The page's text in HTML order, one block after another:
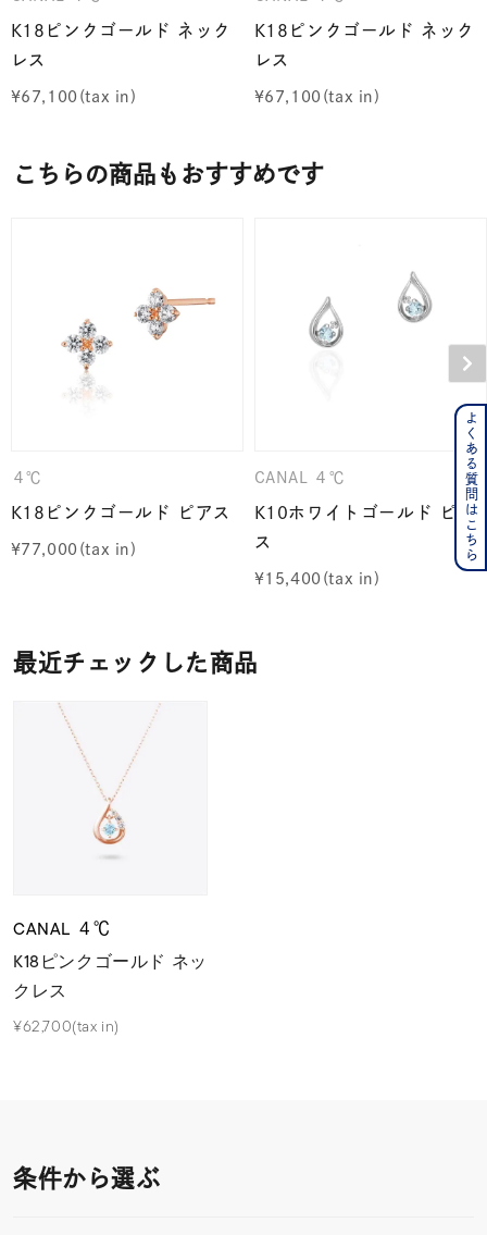
K18ピンクゴールド ネック
レス
¥67,100
K18ピンクゴールド ネック
レス
¥67,100
こちらの商品もおすすめです
４℃
K18ピンクゴールド ピアス
¥77,000
CANAL ４℃
K10ホワイトゴールド ピア
ス
¥15,400
最近チェックした商品
CANAL ４℃
K18ピンクゴールド ネッ
クレス
¥62,700(tax in)
条件から選ぶ
よくある質問はこちら